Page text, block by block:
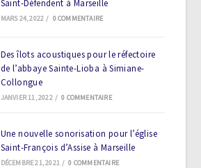
Saint-Défendent à Marseille
MARS 24, 2022 / 0 COMMENTAIRE
Des îlots acoustiques pour le réfectoire
de l’abbaye Sainte-Lioba à Simiane-
Collongue
JANVIER 11, 2022 / 0 COMMENTAIRE
Une nouvelle sonorisation pour l’église
Saint-François d’Assise à Marseille
DÉCEMBRE 21, 2021 / 0 COMMENTAIRE